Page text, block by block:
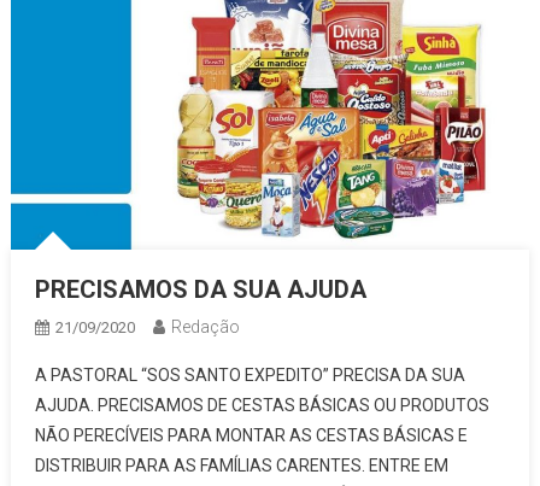
PRECISAMOS DA SUA AJUDA
21/09/2020 Redação
A PASTORAL “SOS SANTO EXPEDITO” PRECISA DA SUA
AJUDA. PRECISAMOS DE CESTAS BÁSICAS OU PRODUTOS
NÃO PERECÍVEIS PARA MONTAR AS CESTAS BÁSICAS E
DISTRIBUIR PARA AS FAMÍLIAS CARENTES. ENTRE EM